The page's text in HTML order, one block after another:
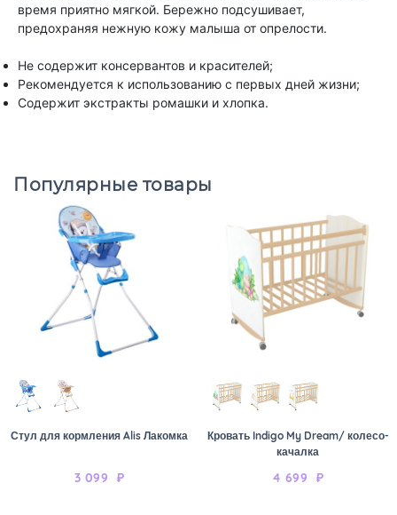
время приятно мягкой. Бережно подсушивает,
предохраняя нежную кожу малыша от опрелости.
Не содержит консервантов и красителей;
Рекомендуется к использованию с первых дней жизни;
Содержит экстракты ромашки и хлопка.
Популярные товары
Стул для кормления Alis Лакомка
3 099 ₽
Кровать Indigo My Dream/ колесо-
качалка
4 699 ₽